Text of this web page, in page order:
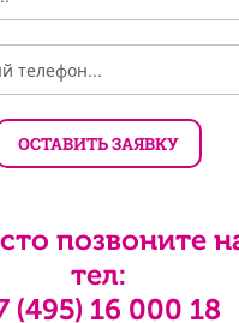
позвоните
тел:
(495) 16 000 18